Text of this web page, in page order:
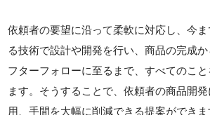
依頼者の要望に沿って柔軟に対応し、今
る技術で設計や開発を行い、商品の完成
フターフォローに至るまで、すべてのこ
ます。そうすることで、依頼者の商品開
用、手間を大幅に削減できる提案ができ